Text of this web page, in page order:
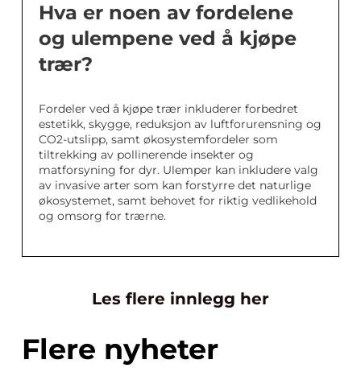
Hva er noen av fordelene
og ulempene ved å kjøpe
trær?
Fordeler ved å kjøpe trær inkluderer forbedret
estetikk, skygge, reduksjon av luftforurensning og
CO2-utslipp, samt økosystemfordeler som
tiltrekking av pollinerende insekter og
matforsyning for dyr. Ulemper kan inkludere valg
av invasive arter som kan forstyrre det naturlige
økosystemet, samt behovet for riktig vedlikehold
og omsorg for trærne.
Les flere innlegg her
Flere nyheter